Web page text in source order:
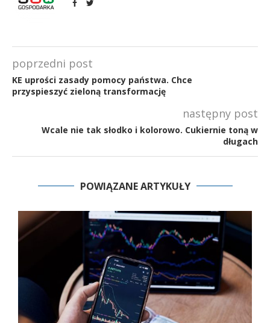
poprzedni post
KE uprości zasady pomocy państwa. Chce
przyspieszyć zieloną transformację
następny post
Wcale nie tak słodko i kolorowo. Cukiernie toną w
długach
POWIĄZANE ARTYKUŁY